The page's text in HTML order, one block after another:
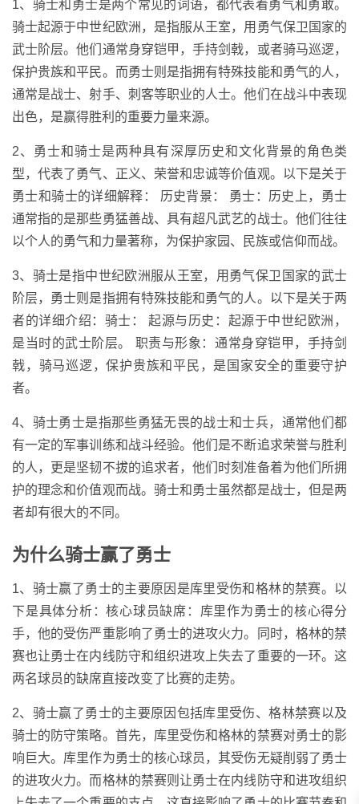
1、骑士和勇士是两个常见的词语，都代表着勇气和勇敢。
骑士起源于中世纪欧洲，是指服从王室，用勇气保卫国家的
武士阶层。他们通常身穿铠甲，手持剑戟，或者骑马巡逻，
保护贵族和平民。而勇士则是指拥有特殊技能和勇气的人，
通常是战士、射手、刺客等职业的人士。他们在战斗中表现
出色，是赢得胜利的重要力量来源。
2、勇士和骑士是两种具有深厚历史和文化背景的角色类
型，代表了勇气、正义、荣誉和忠诚等价值观。以下是关于
勇士和骑士的详细解释： 历史背景： 勇士：历史上，勇士
通常指的是那些勇猛善战、具有超凡武艺的战士。他们往往
以个人的勇气和力量著称，为保护家园、民族或信仰而战。
3、骑士是指中世纪欧洲服从王室，用勇气保卫国家的武士
阶层，勇士则是指拥有特殊技能和勇气的人。以下是关于两
者的详细介绍：骑士： 起源与历史：起源于中世纪欧洲，
是当时的武士阶层。 职责与形象：通常身穿铠甲，手持剑
戟，骑马巡逻，保护贵族和平民，是国家安全的重要守护
者。
4、骑士勇士是指那些勇猛无畏的战士和士兵，通常他们都
有一定的军事训练和战斗经验。他们是不断追求荣誉与胜利
的人，更是坚韧不拔的追求者，他们时刻准备着为他们所拥
护的理念和价值观而战。骑士和勇士虽然都是战士，但是两
者却有很大的不同。
为什么骑士赢了勇士
1、骑士赢了勇士的主要原因是库里受伤和格林的禁赛。以
下是具体分析：核心球员缺席：库里作为勇士的核心得分
手，他的受伤严重影响了勇士的进攻火力。同时，格林的禁
赛也让勇士在内线防守和组织进攻上失去了重要的一环。这
两名球员的缺席直接改变了比赛的走势。
2、骑士赢了勇士的主要原因包括库里受伤、格林禁赛以及
骑士的防守策略。首先，库里受伤和格林的禁赛对勇士的影
响巨大。库里作为勇士的核心球员，其受伤无疑削弱了勇士
的进攻火力。而格林的禁赛则让勇士在内线防守和进攻组织